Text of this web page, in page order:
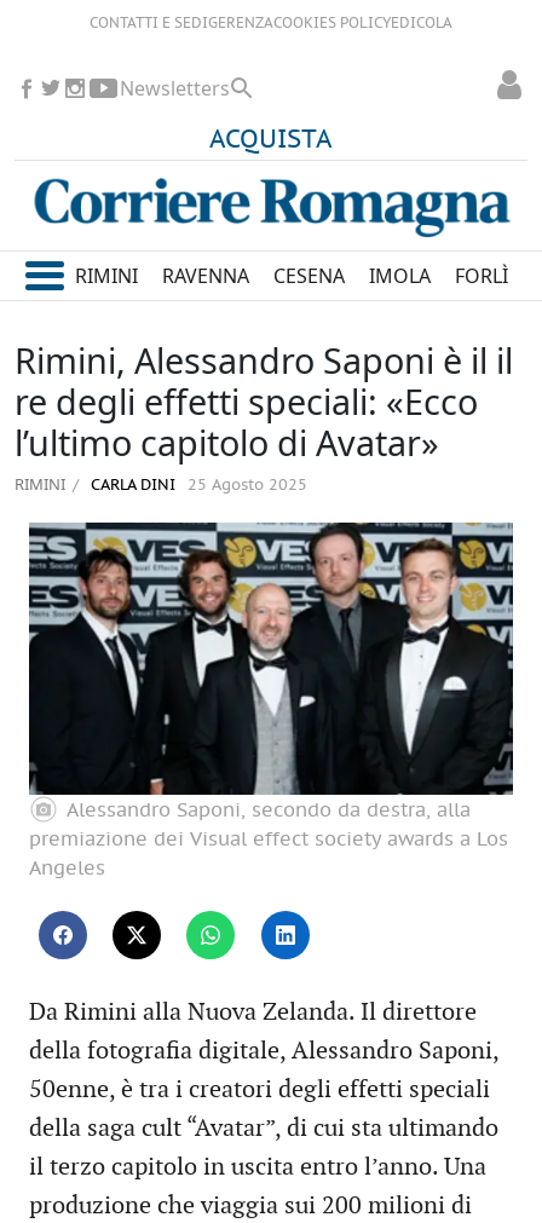
CONTATTI E SEDIGERENZACOOKIES POLICYEDICOLA
ACQUISTA
Newsletters
RIMINI RAVENNA CESENA IMOLA FORLÌ
Rimini, Alessandro Saponi è il il
re degli effetti speciali: «Ecco
l’ultimo capitolo di Avatar»
RIMINI CARLA DINI 25 Agosto 2025
Alessandro Saponi, secondo da destra, alla
premiazione dei Visual effect society awards a Los
Angeles
Da Rimini alla Nuova Zelanda. Il direttore
della fotografia digitale, Alessandro Saponi,
50enne, è tra i creatori degli effetti speciali
della saga cult “Avatar”, di cui sta ultimando
il terzo capitolo in uscita entro l’anno. Una
produzione che viaggia sui 200 milioni di